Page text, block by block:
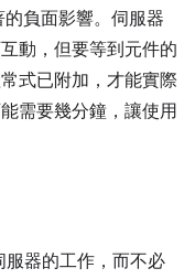
的負面影響。伺服器
動，但要等到元件的
式已附加，才能實際
需要幾分鐘，讓使用
器的工作，而不必